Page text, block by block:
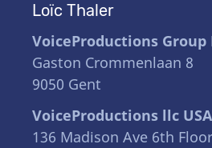
Loïc Thaler
VoiceProductions Group
Gaston Crommenlaan 8
9050 Gent
VoiceProductions llc
136 Madison Ave 6th Floor